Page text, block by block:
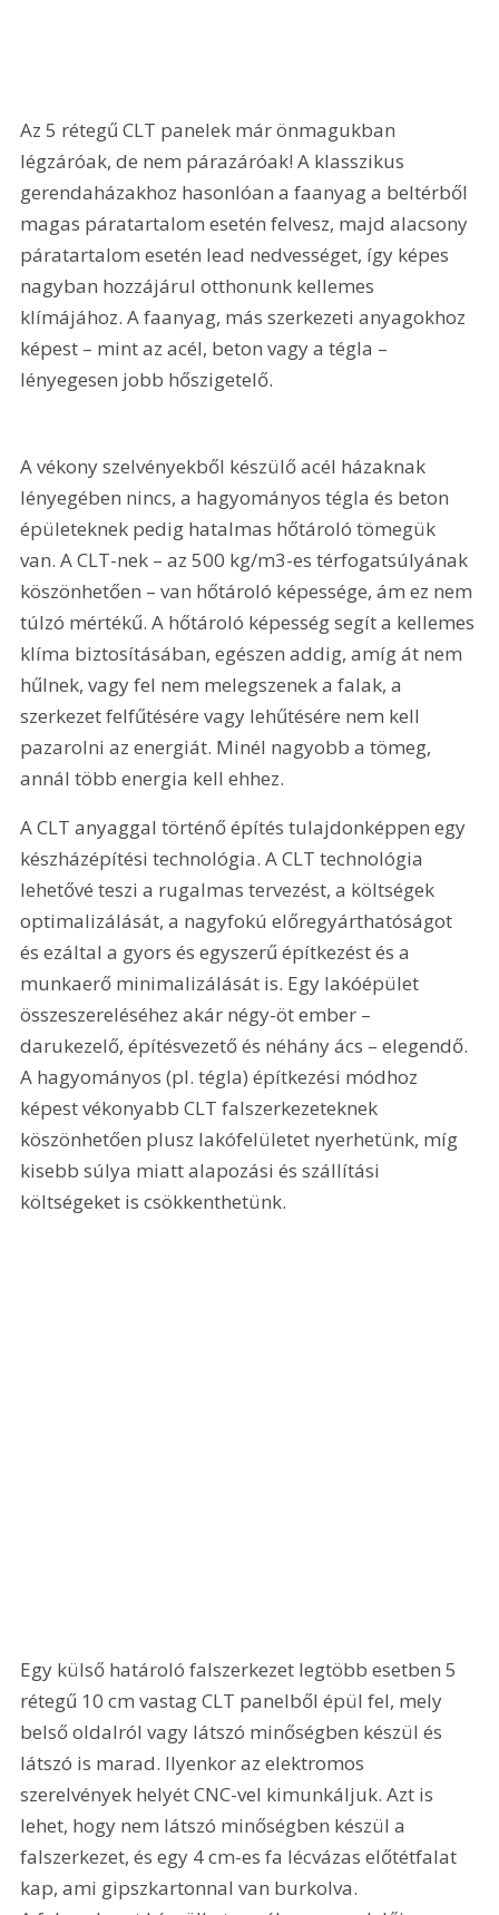
Az 5 rétegű CLT panelek már önmagukban
légzáróak, de nem párazáróak! A klasszikus
gerendaházakhoz hasonlóan a faanyag a beltérből
magas páratartalom esetén felvesz, majd alacsony
páratartalom esetén lead nedvességet, így képes
nagyban hozzájárul otthonunk kellemes
klímájához. A faanyag, más szerkezeti anyagokhoz
képest – mint az acél, beton vagy a tégla –
lényegesen jobb hőszigetelő.
A vékony szelvényekből készülő acél házaknak
lényegében nincs, a hagyományos tégla és beton
épületeknek pedig hatalmas hőtároló tömegük
van. A CLT-nek – az 500 kg/m3-es térfogatsúlyának
köszönhetően – van hőtároló képessége, ám ez nem
túlzó mértékű. A hőtároló képesség segít a kellemes
klíma biztosításában, egészen addig, amíg át nem
hűlnek, vagy fel nem melegszenek a falak, a
szerkezet felfűtésére vagy lehűtésére nem kell
pazarolni az energiát. Minél nagyobb a tömeg,
annál több energia kell ehhez.
A CLT anyaggal történő építés tulajdonképpen egy
készházépítési technológia. A CLT technológia
lehetővé teszi a rugalmas tervezést, a költségek
optimalizálását, a nagyfokú előregyárthatóságot
és ezáltal a gyors és egyszerű építkezést és a
munkaerő minimalizálását is. Egy lakóépület
összeszereléséhez akár négy-öt ember –
darukezelő, építésvezető és néhány ács – elegendő.
A hagyományos (pl. tégla) építkezési módhoz
képest vékonyabb CLT falszerkezeteknek
köszönhetően plusz lakófelületet nyerhetünk, míg
kisebb súlya miatt alapozási és szállítási
költségeket is csökkenthetünk.
Egy külső határoló falszerkezet legtöbb esetben 5
rétegű 10 cm vastag CLT panelből épül fel, mely
belső oldalról vagy látszó minőségben készül és
látszó is marad. Ilyenkor az elektromos
szerelvények helyét CNC-vel kimunkáljuk. Azt is
lehet, hogy nem látszó minőségben készül a
falszerkezet, és egy 4 cm-es fa lécvázas előtétfalat
kap, ami gipszkartonnal van burkolva.